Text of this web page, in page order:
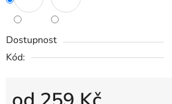
Dostupnost
Kód: